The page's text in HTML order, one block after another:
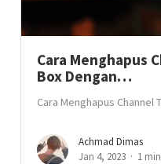
Cara Menghapus
Box Dengan…
Cara Menghapus Channel
Achmad Dimas
Jan 4, 2023
1